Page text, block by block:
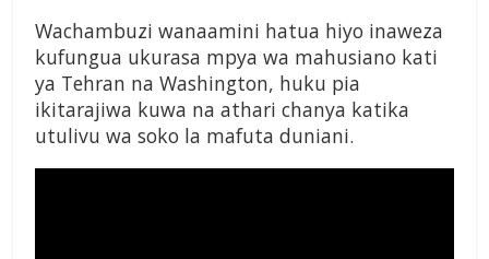
Wachambuzi wanaamini hatua hiyo inaweza
kufungua ukurasa mpya wa mahusiano kati
ya Tehran na Washington, huku pia
ikitarajiwa kuwa na athari chanya katika
utulivu wa soko la mafuta duniani.